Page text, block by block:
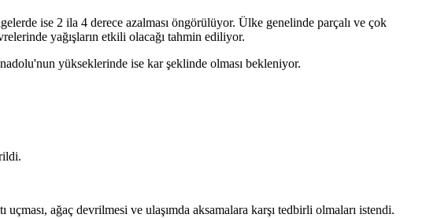
ise 2 ila 4 derece azalması öngörülüyor. Ülke genelinde parçalı ve çok
yağışların etkili olacağı tahmin ediliyor.
yükseklerinde ise kar şeklinde olması bekleniyor.
uçması, ağaç devrilmesi ve ulaşımda aksamalara karşı tedbirli olmaları istendi.